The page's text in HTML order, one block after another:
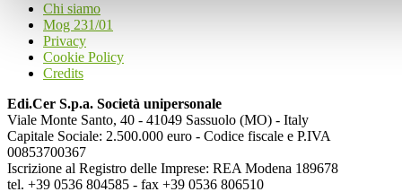
Chi siamo
Mog 231/01
Privacy
Cookie Policy
Credits
Edi.Cer S.p.a. Società unipersonale
Viale Monte Santo, 40 - 41049 Sassuolo (MO) - Italy
Capitale Sociale: 2.500.000 euro - Codice fiscale e P.IVA
00853700367
Iscrizione al Registro delle Imprese: REA Modena 189678
tel. +39 0536 804585 - fax +39 0536 806510